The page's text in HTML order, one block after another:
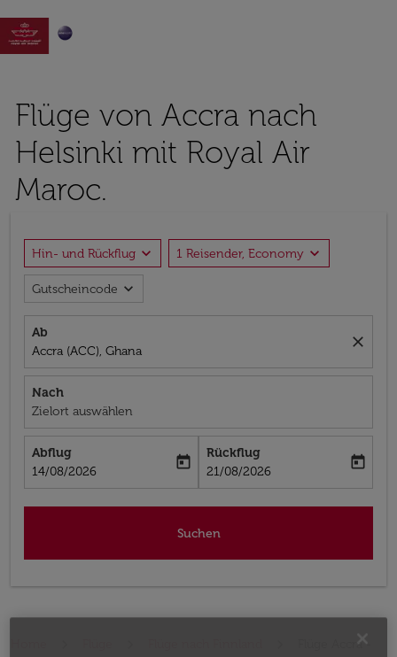

Flüge von Accra nach
Helsinki mit Royal Air
Maroc.
Hin- und Rückflug expand_more 1 Reisender, Economy expand_more
Gutscheincode expand_more
Ab
Accra (ACC), Ghana
close
Nach
Zielort auswählen
Abflug
fc-booking-departure-date-aria-label
14/08/2026
today
Rückflug
fc-booking-return-date-aria-label
21/08/2026
today
Suchen
Flüge Accra -